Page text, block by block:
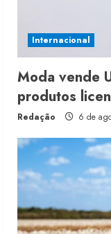
Internacional
Moda vende
produtos
Redação 6 de